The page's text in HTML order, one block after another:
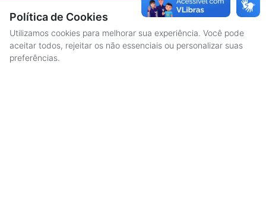
acesso público.
Política de Cookies
Utilizamos cookies para melhorar sua experiência. Você pode
aceitar todos, rejeitar os não essenciais ou personalizar suas
preferências.